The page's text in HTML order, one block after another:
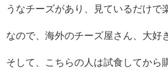
うなチーズがあり、見ているだけで
なので、海外のチーズ屋さん、大好
そして、こちらの人は試食してから